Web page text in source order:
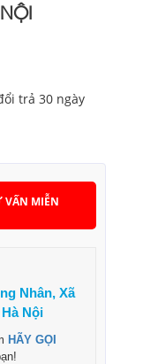
trả 30 ngày
VẤN MIỄN
Nhân, Xã
Nội
HÃY GỌI